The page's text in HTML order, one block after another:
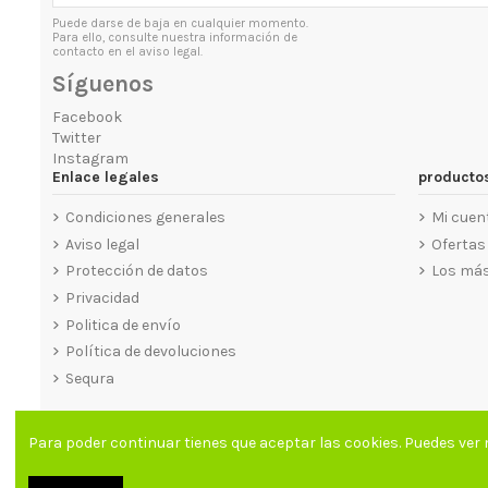
habitual - Ampliable
semana ampliable
semana ampliado
Puede darse de baja en cualquier momento.
Para ello, consulte nuestra información de
contacto en el aviso legal.
Síguenos
Facebook
Twitter
Instagram
Enlace legales
Condiciones generales
Aviso legal
Protección de datos
Privacidad
Politica de envío
Política de devoluciones
Sequra
Mi
Ofertas
Los
Para poder continuar tienes que aceptar las cookies. Puedes ver